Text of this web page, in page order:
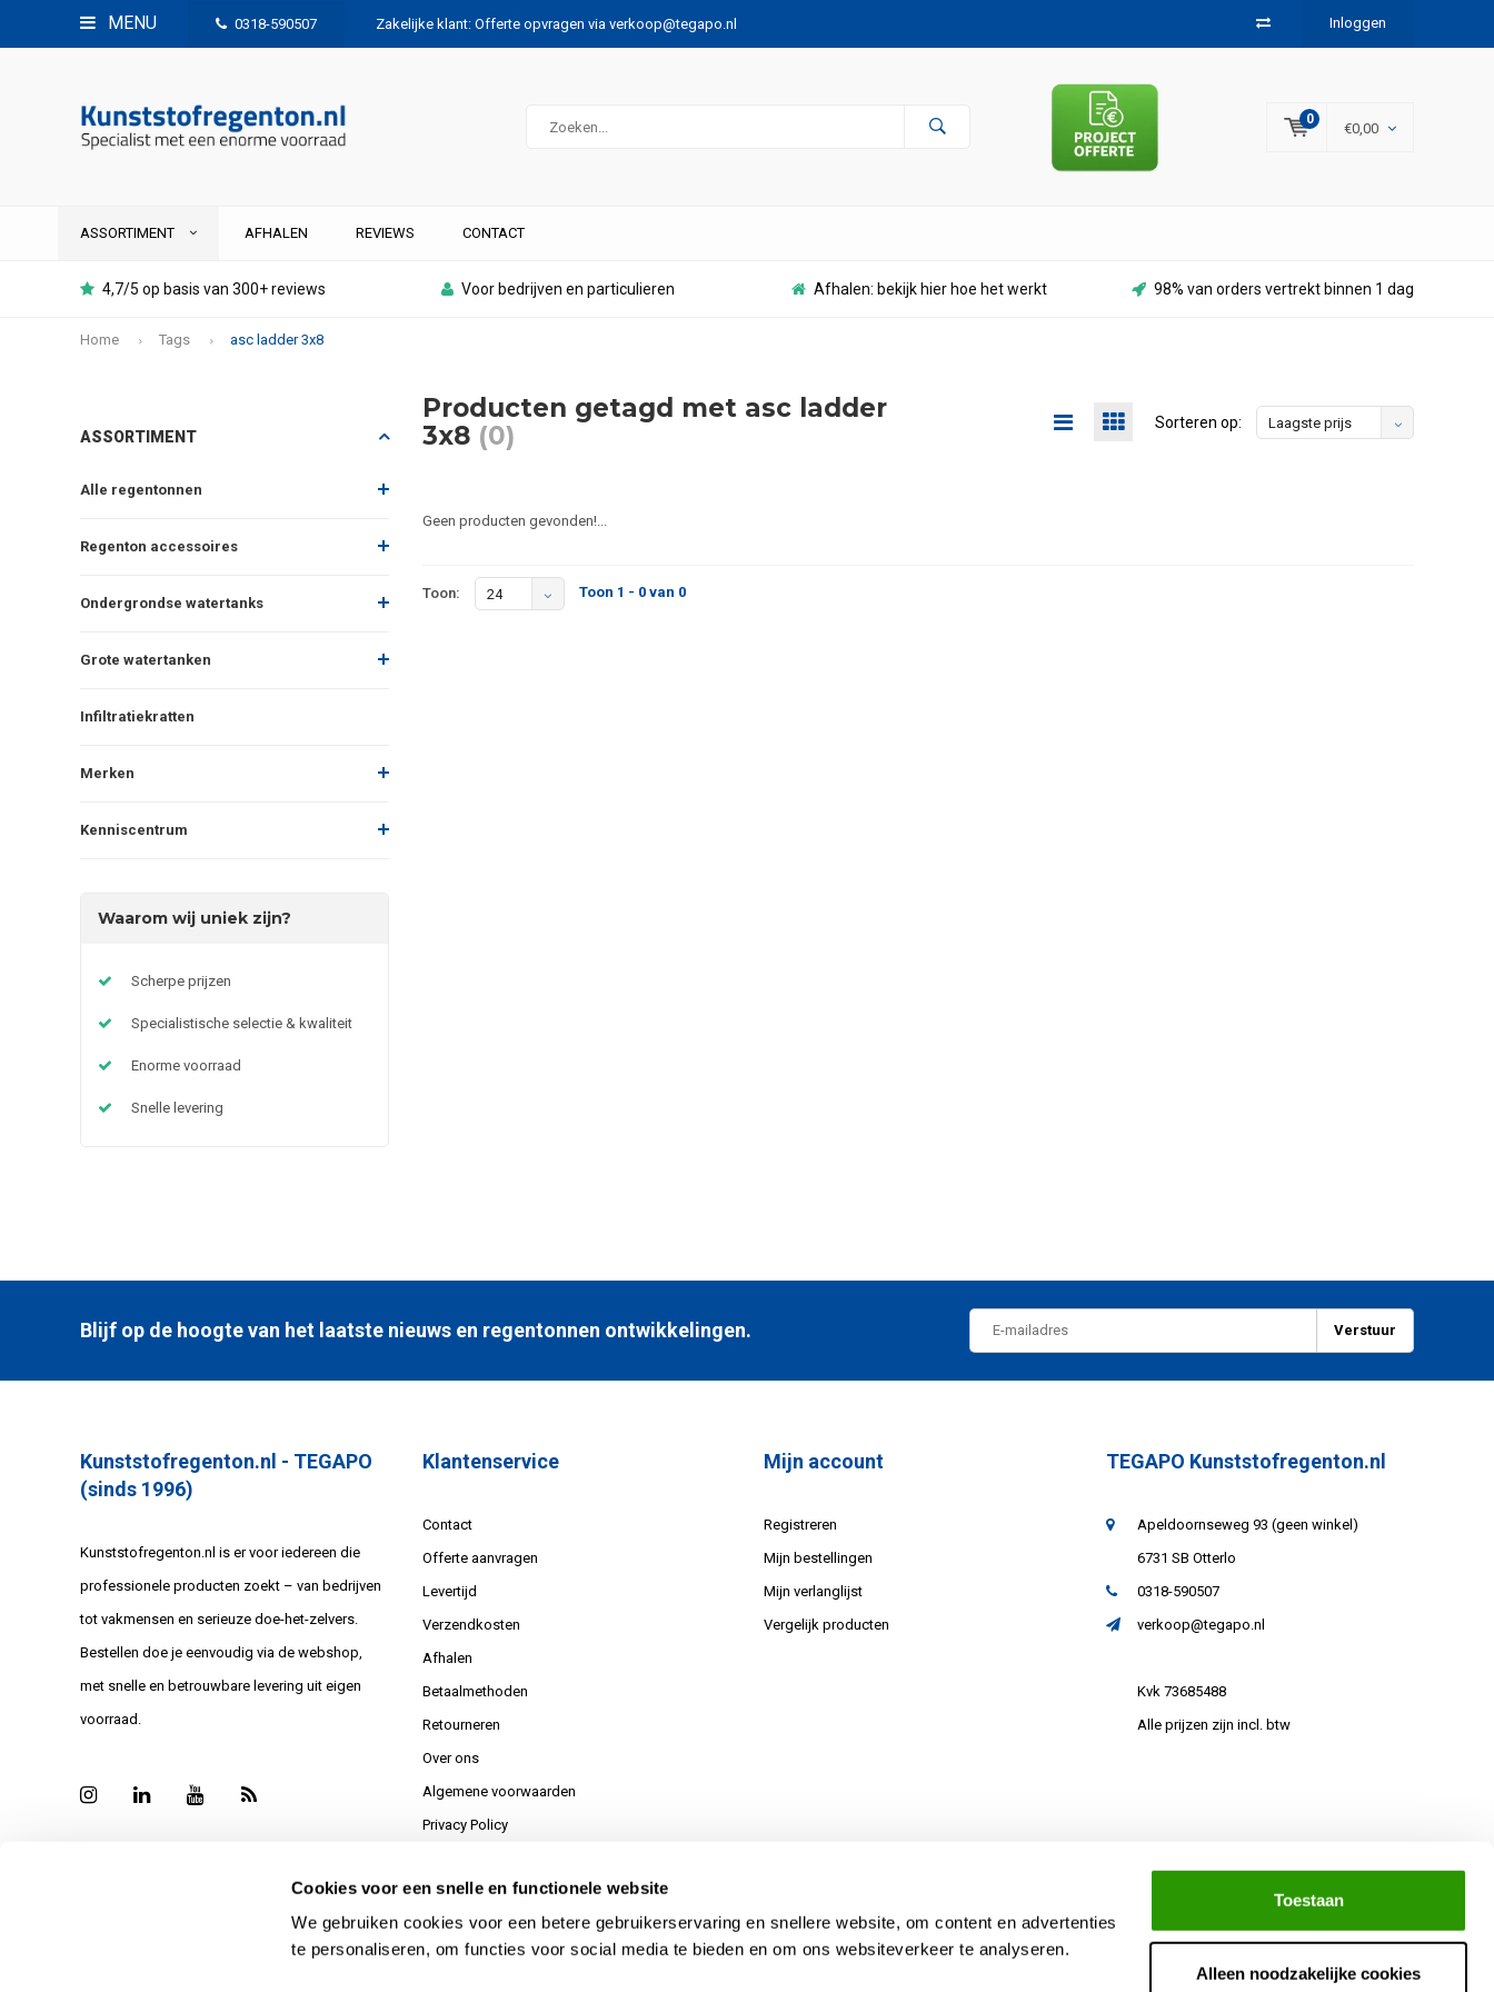
Cookies voor een snelle en functionele website
We gebruiken cookies voor een betere gebruikerservaring en snellere website, om content en advertenties
te personaliseren, om functies voor social media te bieden en om ons websiteverkeer te analyseren.
Toestaan
Alleen noodzakelijke cookies
MENU 0318-590507 Zakelijke klant: Offerte opvragen via verkoop@tegapo.nl Inloggen
0
€0,00
ASSORTIMENT AFHALEN REVIEWS CONTACT
4,7/5 op basis van 300+ reviews Voor bedrijven en particulieren Afhalen: bekijk hier hoe het werkt 98% van orders vertrekt binnen 1 dag
Home Tags asc ladder 3x8
ASSORTIMENT
Alle regentonnen
Regenton accessoires
Ondergrondse watertanks
Grote watertanken
Infiltratiekratten
Merken
Kenniscentrum
Waarom wij uniek zijn?
Scherpe prijzen
Specialistische selectie & kwaliteit
Enorme voorraad
Snelle levering
Producten getagd met asc ladder
3x8 (0) Sorteren op: Laagste prijs
Geen producten gevonden!...
Toon: 24 Toon 1 - 0 van 0
Blijf op de hoogte van het laatste nieuws en regentonnen ontwikkelingen. Verstuur
Kunststofregenton.nl - TEGAPO
(sinds 1996)
Kunststofregenton.nl is er voor iedereen die
professionele producten zoekt – van bedrijven
tot vakmensen en serieuze doe-het-zelvers.
Bestellen doe je eenvoudig via de webshop,
met snelle en betrouwbare levering uit eigen
voorraad.
Klantenservice
Contact
Offerte aanvragen
Levertijd
Verzendkosten
Afhalen
Betaalmethoden
Retourneren
Over ons
Algemene voorwaarden
Privacy Policy
Bedankt voor uw aanvraag
Reviews
Mijn account
Registreren
Mijn bestellingen
Mijn verlanglijst
Vergelijk producten
TEGAPO Kunststofregenton.nl
Apeldoornseweg 93 (geen winkel)
6731 SB Otterlo
0318-590507
verkoop@tegapo.nl
Kvk 73685488
Alle prijzen zijn incl. btw